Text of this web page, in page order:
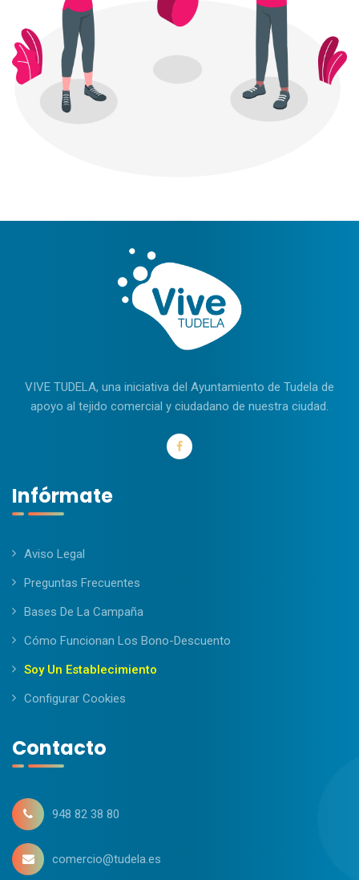
VIVE TUDELA, una iniciativa del Ayuntamiento de Tudela de
apoyo al tejido comercial y ciudadano de nuestra ciudad.
Infórmate
Aviso Legal
Preguntas Frecuentes
Bases De La Campaña
Cómo Funcionan Los Bono-Descuento
Soy Un Establecimiento
Configurar Cookies
Contacto
948 82 38 80
comercio@tudela.es